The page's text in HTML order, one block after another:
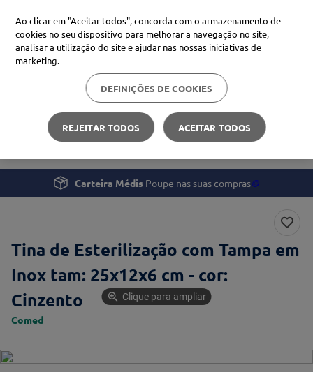
Procure no Marketplace Médis
Pesquisas mais comuns
xiaomi
4º cerave
Profissionais de Saúde
Instrumentos Clínicos
Tina de Esterilização com Tampa em Inox
Carteira Médis Poupe nas suas compras🪙
Tina de Esterilização com Tampa em
Inox tam: 25x12x6 cm - cor:
Cinzento
Comed
Clique para ampliar
Ao clicar em "Aceitar todos", concorda com o armazenamento de
cookies no seu dispositivo para melhorar a navegação no site,
analisar a utilização do site e ajudar nas nossas iniciativas de
marketing.
DEFINIÇÕES DE COOKIES
REJEITAR TODOS ACEITAR TODOS